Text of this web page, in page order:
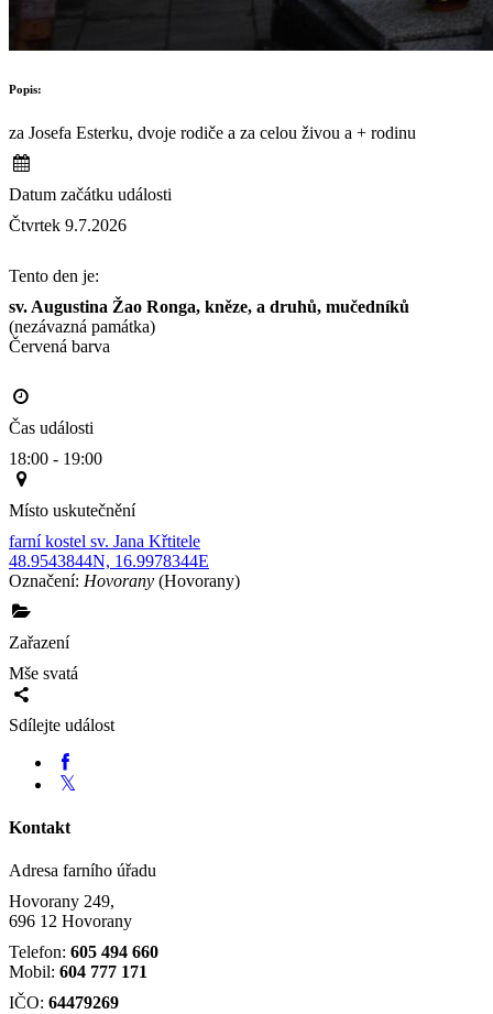
Popis:
za Josefa Esterku, dvoje rodiče a za celou živou a + rodinu
Datum začátku události
Čtvrtek 9.7.2026
Tento den je:
sv. Augustina Žao Ronga, kněze, a druhů, mučedníků
(nezávazná památka)
Červená barva
Čas události
18:00 - 19:00
Místo uskutečnění
farní kostel sv. Jana Křtitele
48.9543844N, 16.9978344E
Označení: Hovorany (Hovorany)
Zařazení
Mše svatá
Sdílejte událost
Kontakt
Adresa farního úřadu
Hovorany 249,
696 12 Hovorany
Telefon: 605 494 660
Mobil: 604 777 171
IČO: 64479269